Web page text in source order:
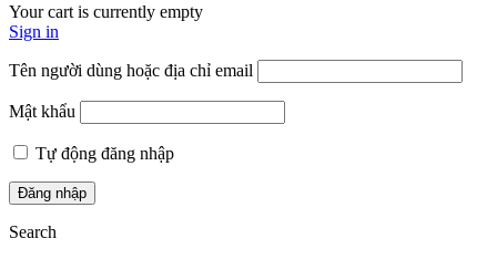
Your cart is currently empty
Sign in
Tên người dùng hoặc địa chỉ email
Mật khẩu
Tự động đăng nhập
Search